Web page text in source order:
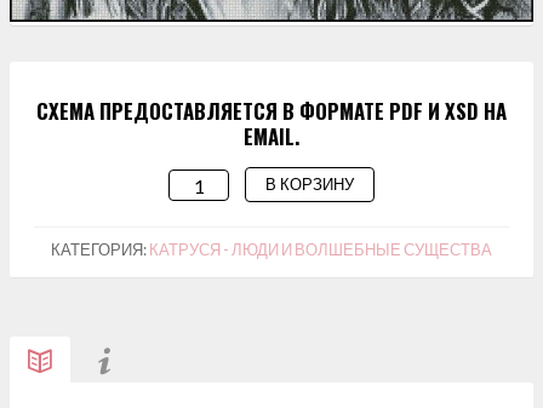
СХЕМА ПРЕДОСТАВЛЯЕТСЯ В ФОРМАТЕ PDF И XSD НА
EMAIL.
КОЛИЧЕСТВО
СХЕМА
ДЛЯ
В КОРЗИНУ
КАТЕГОРИЯ:КАТРУСЯ - ЛЮДИ И ВОЛШЕБНЫЕ СУЩЕСТВА